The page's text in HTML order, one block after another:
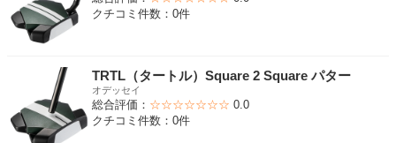
クチコミ件数：0件
TRTL（タートル）Square 2 Square パター
オデッセイ
総合評価： ☆☆☆☆☆☆☆ 0.0
クチコミ件数：0件